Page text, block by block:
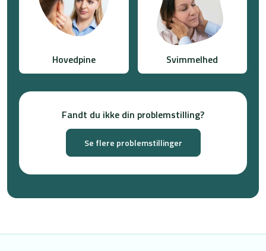
Hovedpine Svimmelhed
Fandt du ikke din problemstilling?
Se flere problemstillinger